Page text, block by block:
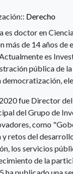
Derecho
es doctor en
más de 14 años
es
pública de
fue Director del
del Grupo de
como
retos del
los servicios
de la